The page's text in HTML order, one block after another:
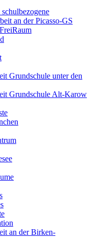
an der Picasso-GS
Grundschule unter den
Grundschule Alt-Karow
an der Birken-